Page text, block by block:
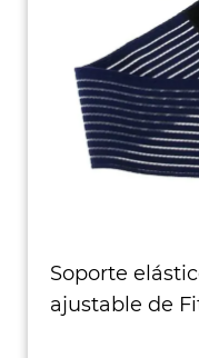
Soporte
ajustable de